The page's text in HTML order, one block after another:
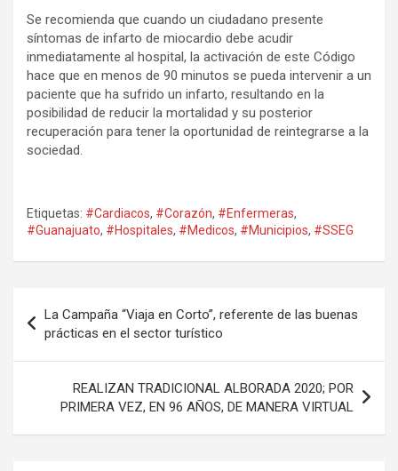
Se recomienda que cuando un ciudadano presente
síntomas de infarto de miocardio debe acudir
inmediatamente al hospital, la activación de este Código
hace que en menos de 90 minutos se pueda intervenir a un
paciente que ha sufrido un infarto, resultando en la
posibilidad de reducir la mortalidad y su posterior
recuperación para tener la oportunidad de reintegrarse a la
sociedad.
Etiquetas: #Cardiacos, #Corazón, #Enfermeras,
#Guanajuato, #Hospitales, #Medicos, #Municipios, #SSEG
de
entradas
La Campaña “Viaja en Corto”, referente de las buenas
prácticas en el sector turístico
REALIZAN TRADICIONAL ALBORADA 2020; POR
PRIMERA VEZ, EN 96 AÑOS, DE MANERA VIRTUAL